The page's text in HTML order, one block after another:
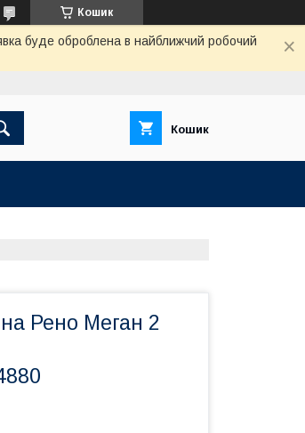
Кошик
буде оброблена в найближчий робочий
Кошик
на Рено Меган 2